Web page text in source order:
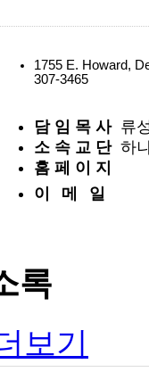
1755 E. Howard,
307-3465
담 임 목 사 류
소 속 교 단 하
홈 페 이 지
이 메 일
록
보기